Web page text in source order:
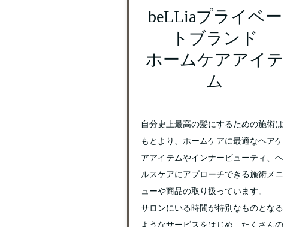
beLLiaプライベー
トブランド
ホームケアアイテ
ム
自分史上最高の髪にするための施術は
もとより、ホームケアに最適なヘアケ
アアイテムやインナービューティ、ヘ
ルスケアにアプローチできる施術メニ
ューや商品の取り扱っています。
サロンにいる時間が特別なものとなる
ようなサービスをはじめ、たくさんの